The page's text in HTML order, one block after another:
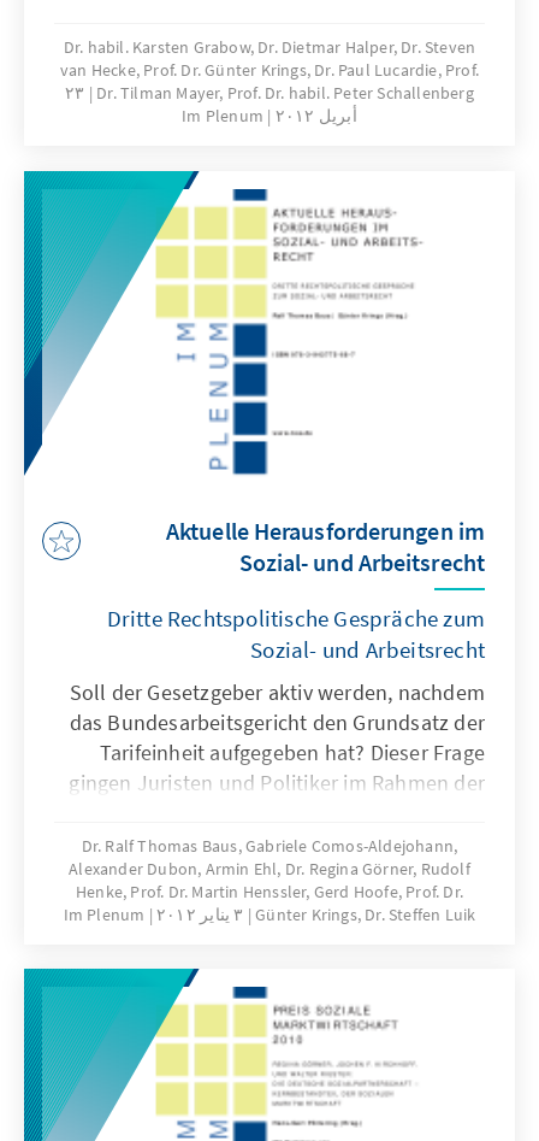
wiederzugewinnen? Bestehen dafür,
angesichts der anhaltenden Säkularisierung,
der Interessen- und Lebensstilpluralisierung
und wachsender Konkurrenz durch kleinere
Parteien zum einen und abnehmendem
Vertrauen in die Problemerkennungs- und
Problemlösungsfähigkeit der etablierten
Parteien zum anderen, überhaupt realistische
Aussichten? Dieseund weitere Fragen standen
im Mittelpunkt einer Tagung, die die Konrad-
Adenauer-Stiftung im Herbst 2011 in
Mönchengladbach durchführte.
Dr. habil. Karsten Grabow, Dr. Dietmar Halper, Dr. Steven
van Hecke, Prof. Dr. Günter Krings, Dr. Paul Lucardie, Prof.
Dr. Tilman Mayer, Prof. Dr. habil. Peter Schallenberg
٢٣
أبريل ٢٠١٢
Im Plenum
Aktuelle Herausforderungen im
Sozial- und Arbeitsrecht
Dritte Rechtspolitische Gespräche zum
Sozial- und Arbeitsrecht
Soll der Gesetzgeber aktiv werden, nachdem
das Bundesarbeitsgericht den Grundsatz der
Tarifeinheit aufgegeben hat? Dieser Frage
gingen Juristen und Politiker im Rahmen der
und Arbeitsrecht nach. Diskutiert wurde
ferner der Einfluss des Europäischen Rechts
auf die nationale Rechtsprechung sowie die
Einführung der Satzungslösung zur
Ermittlung der Angemessenheit der Bedarfe
für Unterkunft und Heizung von Personen, die
Arbeitslosengeld II beziehen sowie die
Einführung des "Pflege-TÜV". Der Band
dokumentiert die Veranstaltung - Printversion
Ende Januar 2012 verfügbar!
Dr. Ralf Thomas Baus, Gabriele Comos-Aldejohann,
Alexander Dubon, Armin Ehl, Dr. Regina Görner, Rudolf
Henke, Prof. Dr. Martin Henssler, Gerd Hoofe, Prof. Dr.
Günter Krings, Dr. Steffen Luik
٣ يناير ٢٠١٢ Im Plenum